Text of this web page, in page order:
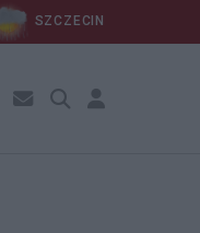
SZCZECIN